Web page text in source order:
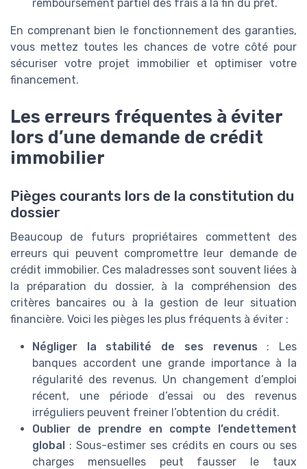
remboursement partiel des frais à la fin du prêt.
En comprenant bien le fonctionnement des garanties,
vous mettez toutes les chances de votre côté pour
sécuriser votre projet immobilier et optimiser votre
financement.
Les erreurs fréquentes à éviter
lors d’une demande de crédit
immobilier
Pièges courants lors de la constitution du
dossier
Beaucoup de futurs propriétaires commettent des
erreurs qui peuvent compromettre leur demande de
crédit immobilier. Ces maladresses sont souvent liées à
la préparation du dossier, à la compréhension des
critères bancaires ou à la gestion de leur situation
financière. Voici les pièges les plus fréquents à éviter :
Négliger la stabilité de ses revenus : Les
banques accordent une grande importance à la
régularité des revenus. Un changement d’emploi
récent, une période d’essai ou des revenus
irréguliers peuvent freiner l’obtention du crédit.
Oublier de prendre en compte l’endettement
global
: Sous-estimer ses crédits en cours ou ses
charges mensuelles peut fausser le taux